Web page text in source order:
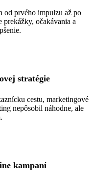
od prvého impulzu až po
prekážky, očakávania a
stratégie
cestu, marketingové
nepôsobil náhodne, ale
kampaní